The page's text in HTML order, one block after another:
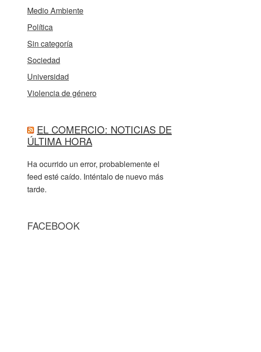
Medio Ambiente
Política
Sin categoría
Sociedad
Universidad
Violencia de género
EL COMERCIO: NOTICIAS DE
ÚLTIMA HORA
Ha ocurrido un error, probablemente el
feed esté caído. Inténtalo de nuevo más
tarde.
FACEBOOK